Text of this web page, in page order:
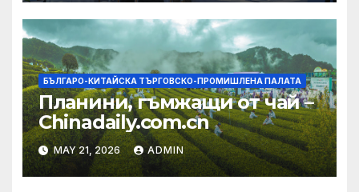
БЪЛГАРО-КИТАЙСКА ТЪРГОВСКО-ПРОМИШЛЕНА ПАЛАТА
Планини, гъмжащи от чай –
Chinadaily.com.cn
MAY 21, 2026 ADMIN